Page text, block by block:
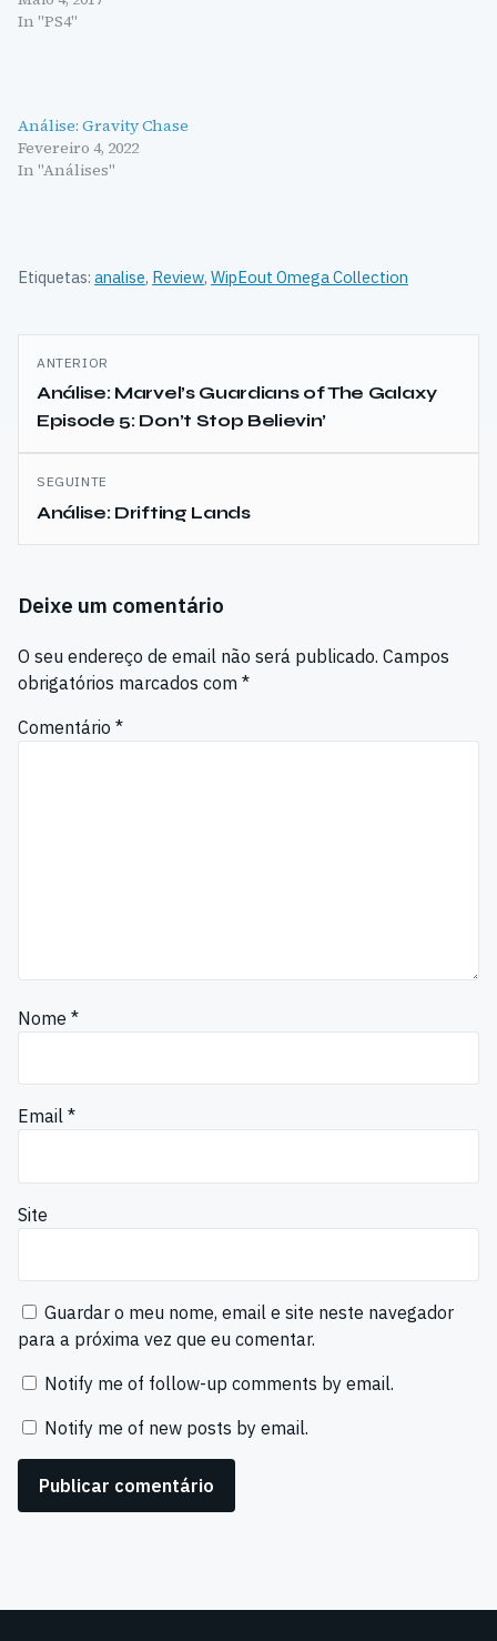
In "PS4"
Análise: Gravity Chase
Fevereiro 4, 2022
In "Análises"
Etiquetas: analise, Review, WipEout Omega Collection
Navegação
de
artigos
ANTERIOR
Análise: Marvel’s Guardians of The Galaxy
Episode 5: Don’t Stop Believin’
SEGUINTE
Análise: Drifting Lands
Deixe um comentário
O seu endereço de email não será publicado. Campos
obrigatórios marcados com *
Comentário *
Nome *
Email *
Site
Guardar o meu nome, email e site neste navegador
para a próxima vez que eu comentar.
Notify me of follow-up comments by email.
Notify me of new posts by email.